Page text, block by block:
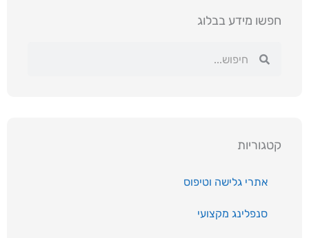
חפשו מידע בבלוג
קטגוריות
אתרי גלישה וטיפוס
סנפלינג מקצועי